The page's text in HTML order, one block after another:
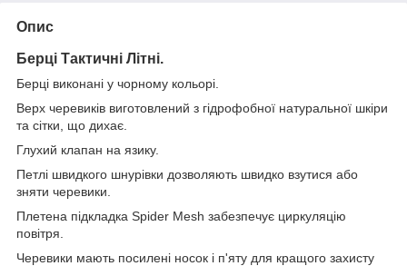
Опис
Берці Тактичні Літні.
Берці виконані у чорному кольорі.
Верх черевиків виготовлений з гідрофобної натуральної шкіри
та сітки, що дихає.
Глухий клапан на язику.
Петлі швидкого шнурівки дозволяють швидко взутися або
зняти черевики.
Плетена підкладка Spider Mesh забезпечує циркуляцію
повітря.
Черевики мають посилені носок і п'яту для кращого захисту